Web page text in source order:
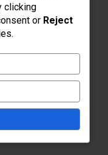
clicking
or Reject